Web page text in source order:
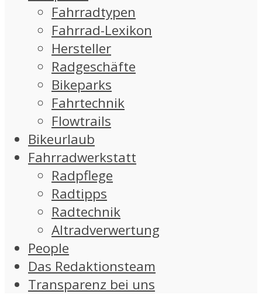
Fahrradtypen
Fahrrad-Lexikon
Hersteller
Radgeschäfte
Bikeparks
Fahrtechnik
Flowtrails
Bikeurlaub
Fahrradwerkstatt
Radpflege
Radtipps
Radtechnik
Altradverwertung
People
Das Redaktionsteam
Transparenz bei uns